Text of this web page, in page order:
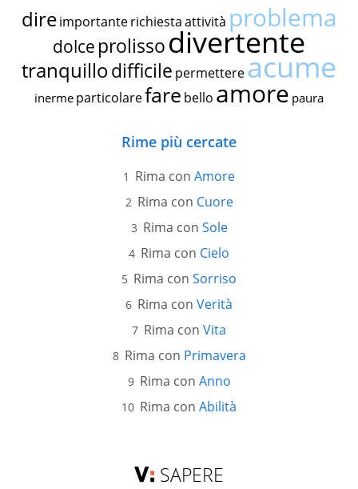
dire importante richiestaattività problema
dolce prolissodivertente
tranquillodifficile permettereacume
inerme particolarefare bello amore paura
Rime più cercate
Rima con Amore
Rima con Cuore
Rima con Sole
Rima con Cielo
Rima con Sorriso
Rima con Verità
Rima con Vita
Rima con Primavera
Rima con Anno
Rima con Abilità
SAPERE